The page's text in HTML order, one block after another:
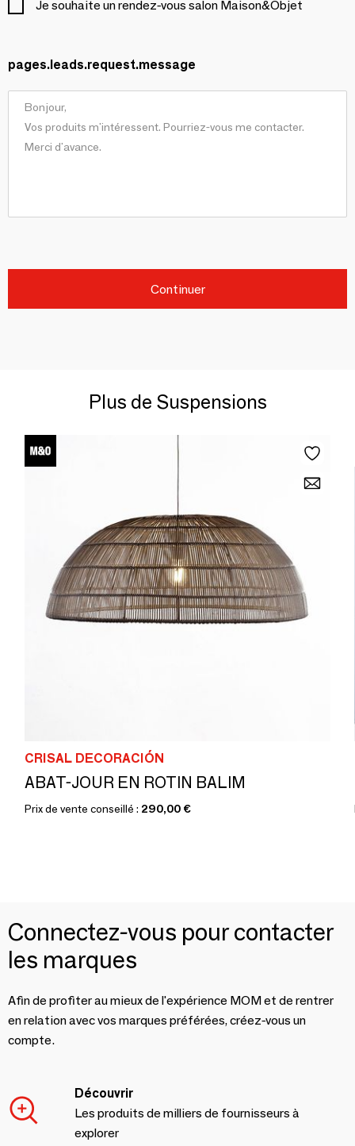
Je souhaite un rendez-vous salon Maison&Objet
pages.leads.request.message
Continuer
Plus de Suspensions
CRISAL DECORACIÓN
ABAT-JOUR EN ROTIN BALIM
Prix de vente conseillé : 290,00 €
Connectez-vous pour contacter
les marques
Afin de profiter au mieux de l'expérience MOM et de rentrer
en relation avec vos marques préférées, créez-vous un
compte.
Découvrir
Les produits de milliers de fournisseurs à
explorer